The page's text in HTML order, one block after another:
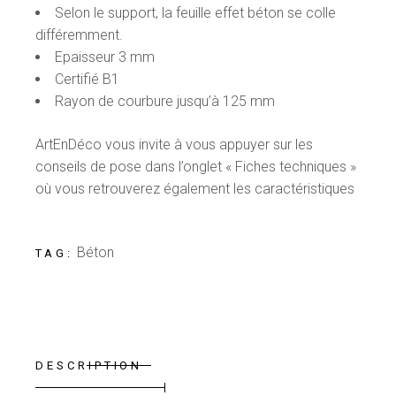
Selon le support, la feuille effet béton se colle
différemment.
Epaisseur 3 mm
Certifié B1
Rayon de courbure jusqu’à 125 mm
ArtEnDéco vous invite à vous appuyer sur les
conseils de pose dans l’onglet « Fiches techniques »
où vous retrouverez également les caractéristiques
TAG: Béton
DESCRIPTION